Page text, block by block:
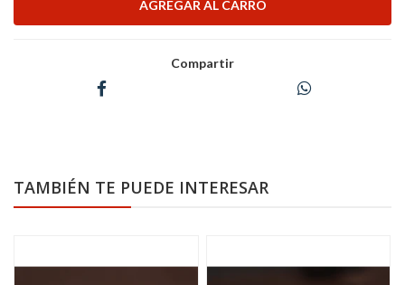
Compartir
TAMBIÉN TE PUEDE INTERESAR